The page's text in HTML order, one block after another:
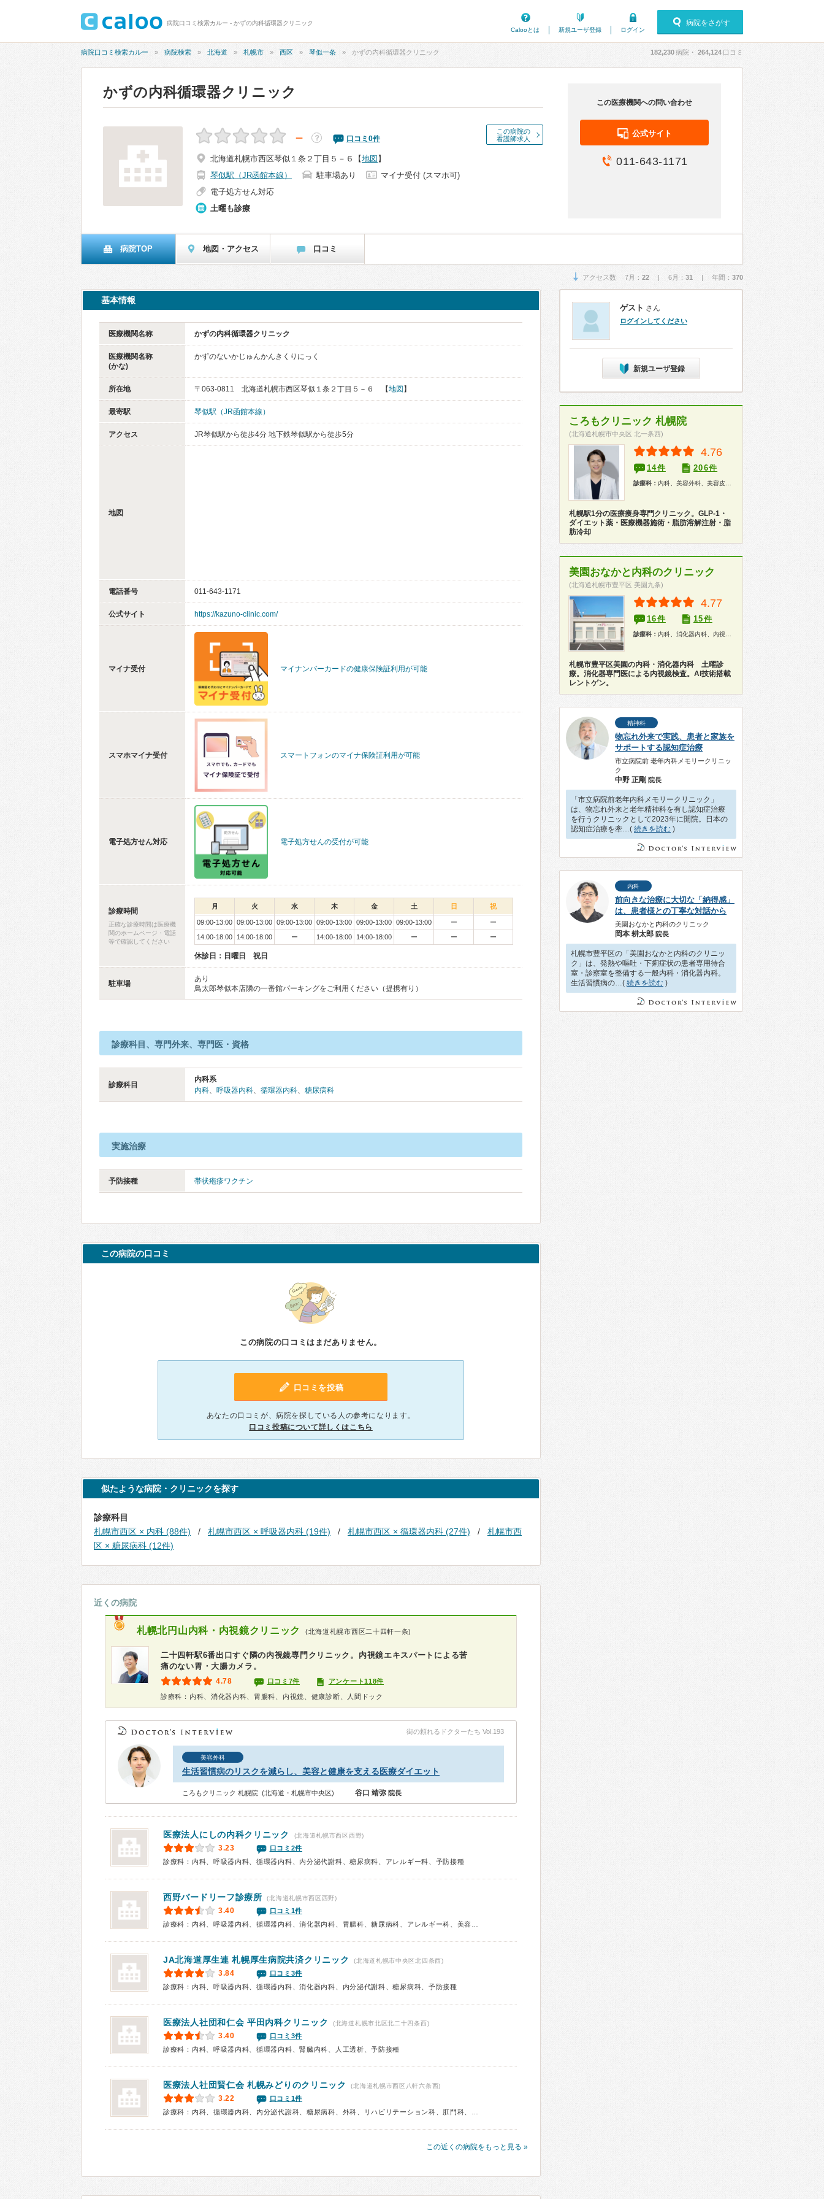
病院口コミ検索カルー - かずの内科循環器クリニック
Calooとは
新規ユーザ登録 ログイン
病院をさがす
病院口コミ検索カルー 病院検索 北海道 札幌市 西区 琴似一条 かずの内科循環器クリニック 182,230病院・ 264,124 口コミ
かずの内科循環器クリニック
この病院の
看護師求人
－ ？ 口コミ 0件
北海道札幌市西区琴似１条２丁目５－６ 【地図 】
琴似駅（JR函館本線）
駐車場あり
マイナ受付 (スマホ可)
電子処方せん対応
土曜も診療
この医療機関への問い合わせ
公式サイト
011-643-1171
病院TOP 地図・アクセス 口コミ
アクセス数 7月： 22 | 6月： 31 | 年間： 370
基本情報
医療機関名称 かずの内科循環器クリニック
医療機関名称
(かな)
かずのないかじゅんかんきくりにっく
所在地 〒063-0811 北海道札幌市西区琴似１条２丁目５－６ 【地図 】
最寄駅 琴似駅（JR函館本線）
アクセス JR琴似駅から徒歩4分 地下鉄琴似駅から徒歩5分
地図
電話番号 011-643-1171
公式サイト https://kazuno-clinic.com/
マイナ受付 マイナンバーカードの健康保険証利用が可能
スマホマイナ受付 スマートフォンのマイナ保険証利用が可能
電子処方せん対応 電子処方せんの受付が可能
診療時間
正確な診療時間は医療機
関のホームページ・電話
等で確認してください
月 火 水 木 金 土 日 祝
09:00-13:00 09:00-13:00 09:00-13:00 09:00-13:00 09:00-13:00 09:00-13:00 ー
ー
14:00-18:00
14:00-18:00 ー 14:00-18:00 14:00-18:00 ー ー ー
休診日：日曜日 祝日
駐車場
あり
鳥太郎琴似本店隣の一番館パーキングをご利用ください（提携有り）
診療科目、専門外来、専門医・資格
診療科目
内科系
内科、 呼吸器内科、 循環器内科、 糖尿病科
実施治療
予防接種 帯状疱疹ワクチン
この病院の口コミ
この病院の口コミはまだありません。
口コミを投稿
あなたの口コミが、病院を探している人の参考になります。
口コミ投稿について詳しくはこちら
似たような病院・クリニックを探す
診療科目
札幌市西区 × 内科 (88件)
札幌市西区 × 呼吸器内科 (19件) 札幌市西区 × 循環器内科 (27件)
札幌市西
区 × 糖尿病科 (12件)
近くの病院
札幌北円山内科・内視鏡クリニック (北海道札幌市西区二十四軒一条)
二十四軒駅6番出口すぐ隣の内視鏡専門クリニック。内視鏡エキスパートによる苦
痛のない胃・大腸カメラ。
4.78 口コミ7件 アンケート118件
診療科：内科、消化器内科、胃腸科、内視鏡、健康診断、人間ドック
街の頼れるドクターたち Vol.193
美容外科
生活習慣病のリスクを減らし、美容と健康を支える医療ダイエット
ころもクリニック 札幌院 (北海道・札幌市中央区) 谷口 靖弥 院長
医療法人にしの内科クリニック (北海道札幌市西区西野)
3.23
口コミ2件
診療科：内科、呼吸器内科、循環器内科、内分泌代謝科、糖尿病科、アレルギー科、予防接種
西野バードリーフ診療所 (北海道札幌市西区西野)
3.40
口コミ1件
JA北海道厚生連 札幌厚生病院共済クリニック (北海道札幌市中央区北四条西)
3.84
口コミ3件
診療科：内科、呼吸器内科、循環器内科、消化器内科、内分泌代謝科、糖尿病科、予防接種
医療法人社団和仁会 平田内科クリニック (北海道札幌市北区北二十四条西)
3.40
口コミ3件
診療科：内科、呼吸器内科、循環器内科、腎臓内科、人工透析、予防接種
医療法人社団賢仁会 札幌みどりのクリニック (北海道札幌市西区八軒六条西)
3.22
口コミ1件
この近くの病院をもっと見る »
ゲスト さん
ログインしてください
新規ユーザ登録
ころもクリニック 札幌院
(北海道札幌市中央区 北一条西)
4.76
14件 206件
診療科： 内科、美容外科、美容皮膚科
札幌駅1分の医療痩身専門クリニック。GLP-1・
ダイエット薬・医療機器施術・脂肪溶解注射・脂
肪冷却
美園おなかと内科のクリニック
(北海道札幌市豊平区 美園九条)
4.77
16件 15件
診療科： 内科、消化器内科、内視鏡、健康診断
札幌市豊平区美園の内科・消化器内科 土曜診
療。消化器専門医による内視鏡検査。AI技術搭載
レントゲン。
精神科
物忘れ外来で実践、患者と家族を
サポートする認知症治療
市立病院前 老年内科メモリークリニッ
ク
中野 正剛 院長
「市立病院前老年内科メモリークリニック」
は、物忘れ外来と老年精神科を有し認知症治療
を行うクリニックとして2023年に開院。日本の
認知症治療を牽…( 続きを読む )
内科
前向きな治療に大切な「納得感」
は、患者様との丁寧な対話から
美園おなかと内科のクリニック
岡本 耕太郎 院長
札幌市豊平区の「美園おなかと内科のクリニッ
ク」は、発熱や嘔吐・下痢症状の患者専用待合
室・診察室を整備する一般内科・消化器内科。
生活習慣病の…( 続きを読む )